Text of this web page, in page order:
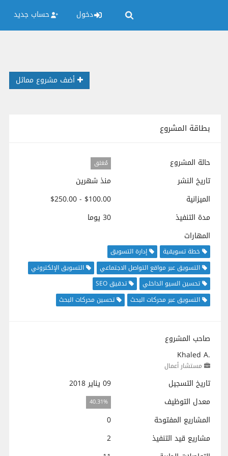
دخول حساب جديد
أضف مشروع مماثل
بطاقة المشروع
حالة المشروع مُغلق
تاريخ النشر
منذ شهرين
الميزانية
$100.00 - $250.00
مدة التنفيذ
30 يوما
المهارات
خطة تسويقية
إدارة التسويق
التسويق عبر مواقع التواصل الاجتماعي
التسويق الإلكتروني
تحسين السيو الداخلي
تدقيق SEO
التسويق عبر محركات البحث
تحسين محركات البحث
صاحب المشروع
Khaled A.
مستشار أعمال
تاريخ التسجيل
09 يناير 2018
معدل التوظيف
40.31%
المشاريع المفتوحة
0
مشاريع قيد التنفيذ
2